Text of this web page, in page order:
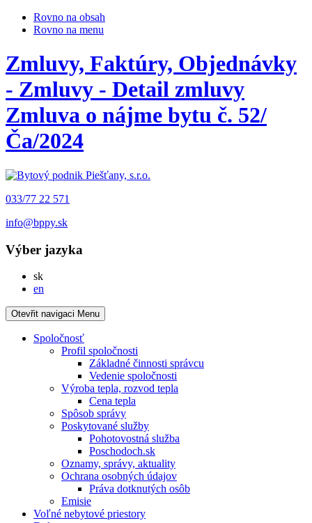
Rovno na obsah
Rovno na menu
Zmluvy, Faktúry, Objednávky
- Zmluvy - Detail zmluvy
Zmluva o nájme bytu č. 52/
Ča/2024
033/77 22 571
info@bppy.sk
Výber jazyka
skSlovensky
en
Otevřit navigaci Menu
Spoločnosť
Profil spoločnosti
Základné činnosti správcu
Vedenie spoločnosti
Výroba tepla, rozvod tepla
Cena tepla
Spôsob správy
Poskytované služby
Pohotovostná služba
Poschodoch.sk
Oznamy, správy, aktuality
Ochrana osobných údajov
Práva dotknutých osôb
Emisie
Voľné nebytové priestory